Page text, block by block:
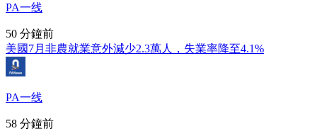
PA一线
50 分鐘前
美國7月非農就業意外減少2.3萬人，失業率降至4.1%
PA一线
58 分鐘前